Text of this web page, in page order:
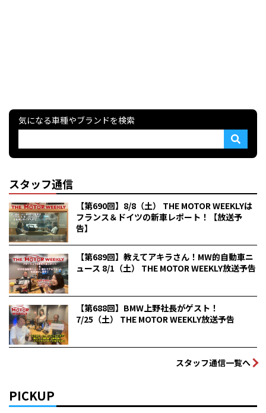
気になる車種やブランドを検索
スタッフ通信
【第690回】8/8（土） THE MOTOR WEEKLYは
フランス＆ドイツの新車レポート！【放送予
告】
【第689回】教えてアキラさん！MW的自動車ニ
ュース 8/1（土） THE MOTOR WEEKLY放送予告
【第688回】BMW上野社長がゲスト！
7/25（土） THE MOTOR WEEKLY放送予告
スタッフ通信一覧へ
PICKUP